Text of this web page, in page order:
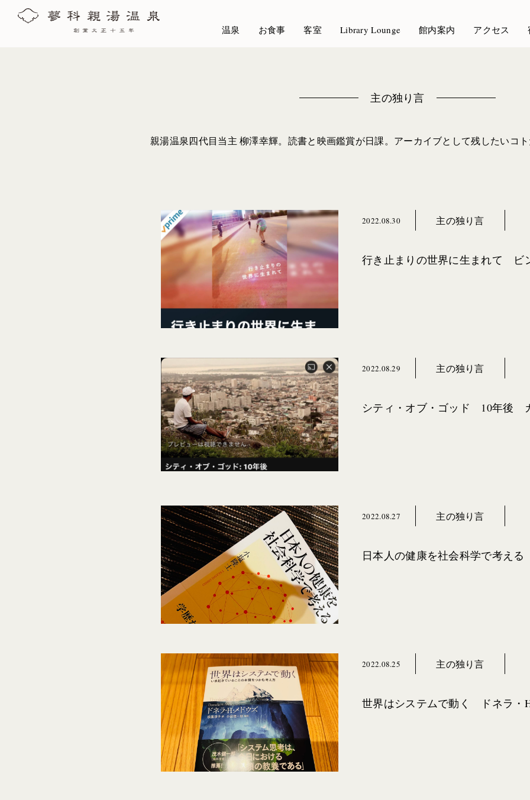
温泉 お食事 客室 Library Lounge 館内案内 アクセス
主の独り言
親湯温泉四代目当主 柳澤幸輝。読書と映画鑑賞が日課。アーカイブとして残したいコト
2022.08.30 主の独り言
行き止まりの世界に生まれて ビ
2022.08.29 主の独り言
シティ・オブ・ゴッド 10年後
2022.08.27 主の独り言
日本人の健康を社会科学で考える
2022.08.25 主の独り言
世界はシステムで動く ドネラ・